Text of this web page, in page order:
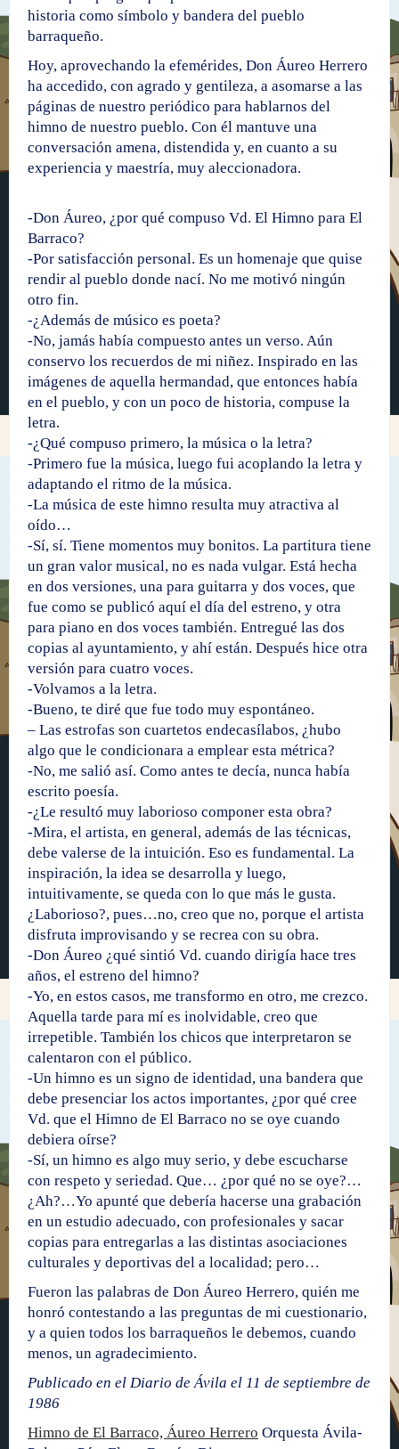
historia como símbolo y bandera del pueblo
barraqueño.
Hoy, aprovechando la efemérides, Don Áureo Herrero
ha accedido, con agrado y gentileza, a asomarse a las
páginas de nuestro periódico para hablarnos del
himno de nuestro pueblo. Con él mantuve una
conversación amena, distendida y, en cuanto a su
experiencia y maestría, muy aleccionadora.
-Don Áureo, ¿por qué compuso Vd. El Himno para El
Barraco?
-Por satisfacción personal. Es un homenaje que quise
rendir al pueblo donde nací. No me motivó ningún
otro fin.
-¿Además de músico es poeta?
-No, jamás había compuesto antes un verso. Aún
conservo los recuerdos de mi niñez. Inspirado en las
imágenes de aquella hermandad, que entonces había
en el pueblo, y con un poco de historia, compuse la
letra.
-¿Qué compuso primero, la música o la letra?
-Primero fue la música, luego fui acoplando la letra y
adaptando el ritmo de la música.
-La música de este himno resulta muy atractiva al
oído…
-Sí, sí. Tiene momentos muy bonitos. La partitura tiene
un gran valor musical, no es nada vulgar. Está hecha
en dos versiones, una para guitarra y dos voces, que
fue como se publicó aquí el día del estreno, y otra
para piano en dos voces también. Entregué las dos
copias al ayuntamiento, y ahí están. Después hice otra
versión para cuatro voces.
-Volvamos a la letra.
-Bueno, te diré que fue todo muy espontáneo.
– Las estrofas son cuartetos endecasílabos, ¿hubo
algo que le condicionara a emplear esta métrica?
-No, me salió así. Como antes te decía, nunca había
escrito poesía.
-¿Le resultó muy laborioso componer esta obra?
-Mira, el artista, en general, además de las técnicas,
debe valerse de la intuición. Eso es fundamental. La
inspiración, la idea se desarrolla y luego,
intuitivamente, se queda con lo que más le gusta.
¿Laborioso?, pues…no, creo que no, porque el artista
disfruta improvisando y se recrea con su obra.
-Don Áureo ¿qué sintió Vd. cuando dirigía hace tres
años, el estreno del himno?
-Yo, en estos casos, me transformo en otro, me crezco.
Aquella tarde para mí es inolvidable, creo que
irrepetible. También los chicos que interpretaron se
calentaron con el público.
-Un himno es un signo de identidad, una bandera que
debe presenciar los actos importantes, ¿por qué cree
Vd. que el Himno de El Barraco no se oye cuando
debiera oírse?
-Sí, un himno es algo muy serio, y debe escucharse
con respeto y seriedad. Que… ¿por qué no se oye?…
¿Ah?…Yo apunté que debería hacerse una grabación
en un estudio adecuado, con profesionales y sacar
copias para entregarlas a las distintas asociaciones
culturales y deportivas del a localidad; pero…
Fueron las palabras de Don Áureo Herrero, quién me
honró contestando a las preguntas de mi cuestionario,
y a quien todos los barraqueños le debemos, cuando
menos, un agradecimiento.
Publicado en el Diario de Ávila el 11 de septiembre de
1986
Himno de El Barraco, Áureo Herrero Orquesta Ávila-